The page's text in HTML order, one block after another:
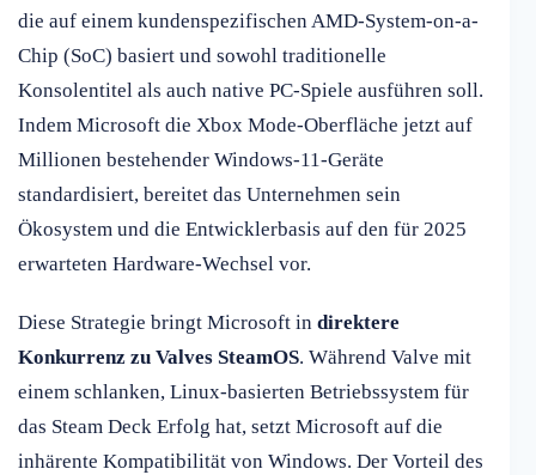
die auf einem kundenspezifischen AMD-System-on-a-
Chip (SoC) basiert und sowohl traditionelle
Konsolentitel als auch native PC-Spiele ausführen soll.
Indem Microsoft die Xbox Mode-Oberfläche jetzt auf
Millionen bestehender Windows-11-Geräte
standardisiert, bereitet das Unternehmen sein
Ökosystem und die Entwicklerbasis auf den für 2025
erwarteten Hardware-Wechsel vor.
Diese Strategie bringt Microsoft in direktere
Konkurrenz zu Valves SteamOS. Während Valve mit
einem schlanken, Linux-basierten Betriebssystem für
das Steam Deck Erfolg hat, setzt Microsoft auf die
inhärente Kompatibilität von Windows. Der Vorteil des